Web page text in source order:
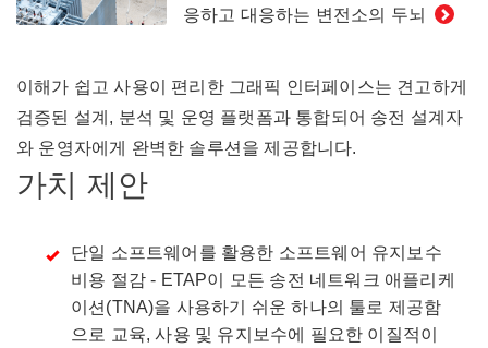
응하고 대응하는 변전소의 두뇌
이해가 쉽고 사용이 편리한 그래픽 인터페이스는 견고하게
검증된 설계, 분석 및 운영 플랫폼과 통합되어 송전 설계자
와 운영자에게 완벽한 솔루션을 제공합니다.
가치 제안
단일 소프트웨어를 활용한 소프트웨어 유지보수
비용 절감 - ETAP이 모든 송전 네트워크 애플리케
이션(TNA)을 사용하기 쉬운 하나의 툴로 제공함
으로 교육, 사용 및 유지보수에 필요한 이질적이